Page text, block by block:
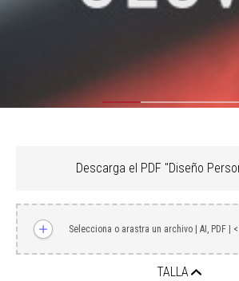
Descarga el PDF "Diseño
Selecciona o arastra un archivo | AI, PDF |
TALLA